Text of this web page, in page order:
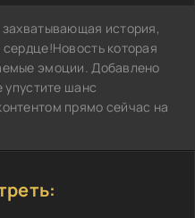
история,
которая
эмоции. Добавлено
упустите шанс
прямо сейчас на